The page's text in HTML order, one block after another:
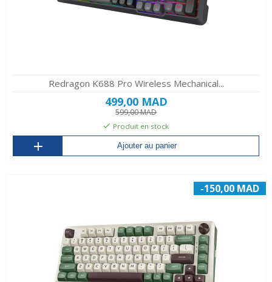
Redragon K688 Pro Wireless Mechanical...
499,00 MAD
599,00 MAD
Produit en stock
Ajouter au panier
-150,00 MAD